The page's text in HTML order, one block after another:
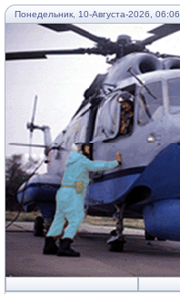
Понедельник, 10-Августа-2026, 06:06
...